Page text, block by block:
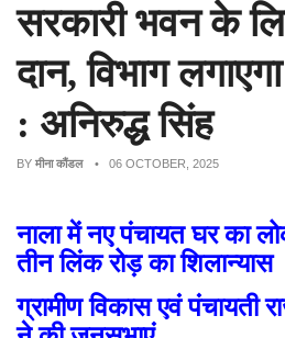
सरकारी भवन के
दान, विभाग
: अनिरुद्ध सिंह
BY मीना कौंडल • 06 OCTOBER, 2025
नाला में नए पंचायत घर का
तीन लिंक रोड़ का शिलान्यास
ग्रामीण विकास एवं पंचायती